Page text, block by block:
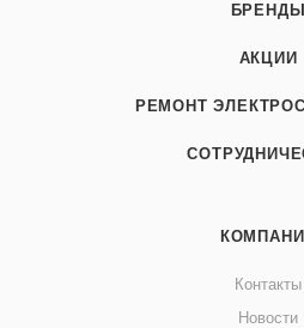
БРЕНДЫ
АКЦИИ
РЕМОНТ
Контакты
Новости